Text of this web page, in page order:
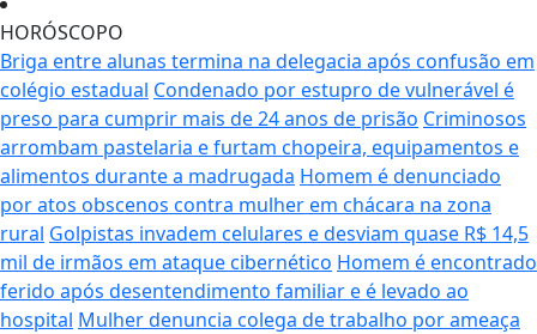
HORÓSCOPO
Briga entre alunas termina na delegacia após confusão em
colégio estadual Condenado por estupro de vulnerável é
preso para cumprir mais de 24 anos de prisão Criminosos
arrombam pastelaria e furtam chopeira, equipamentos e
alimentos durante a madrugada Homem é denunciado
por atos obscenos contra mulher em chácara na zona
rural Golpistas invadem celulares e desviam quase R$ 14,5
mil de irmãos em ataque cibernético Homem é encontrado
ferido após desentendimento familiar e é levado ao
hospital Mulher denuncia colega de trabalho por ameaça